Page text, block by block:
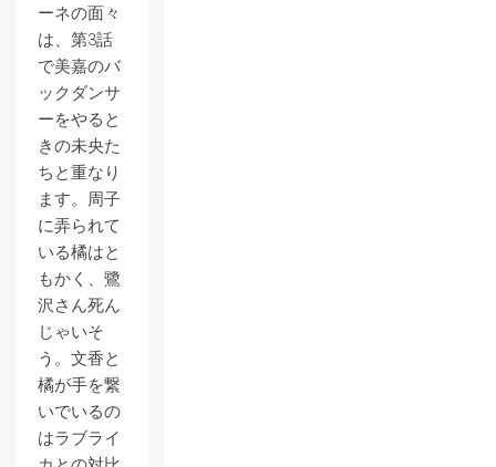
ーネの面々
は、第3話
で美嘉のバ
ックダンサ
ーをやると
きの未央た
ちと重なり
ます。周子
に弄られて
いる橘はと
もかく、鷺
沢さん死ん
じゃいそ
う。文香と
橘が手を繋
いでいるの
はラブライ